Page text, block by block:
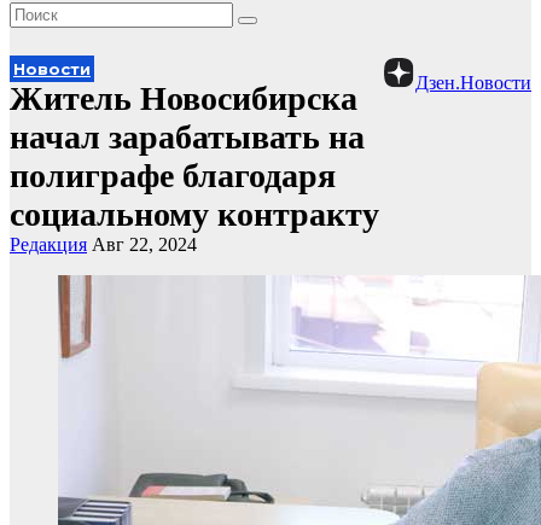
Дзен.Новости
Новости
Житель Новосибирска
начал зарабатывать на
полиграфе благодаря
социальному контракту
Редакция Авг 22, 2024